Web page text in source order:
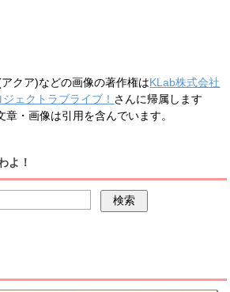
クア)などの画像の著作権はKLab株式会社
ジェクトラブライブ！ さんに帰属します
・画像は引用を含んでいます。
よ！